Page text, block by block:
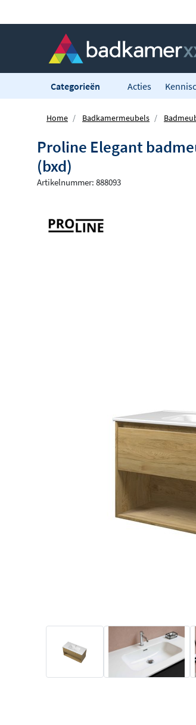
Categorieën Acties
Home Badkamermeubels
Proline Elegant
(bxd)
Artikelnummer: 888093